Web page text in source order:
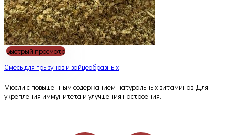
Быстрый просмотр
Смесь для грызунов и зайцеобразных
Мюсли с повышенным содержанием натуральных витаминов. Для
укрепления иммунитета и улучшения настроения.